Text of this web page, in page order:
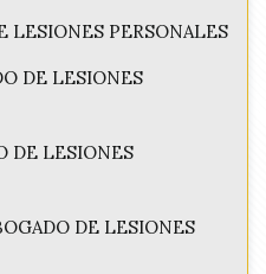
LESIONES PERSONALES
DE LESIONES
DE LESIONES
DE LESIONES